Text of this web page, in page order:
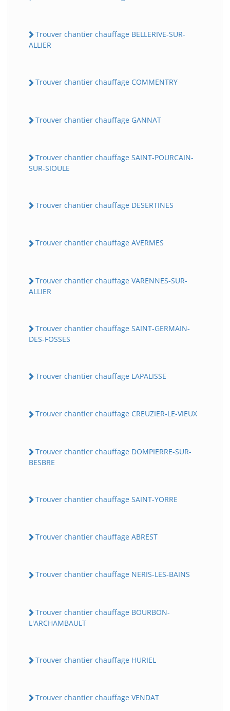
Trouver chantier chauffage BELLERIVE-SUR-
ALLIER
Trouver chantier chauffage COMMENTRY
Trouver chantier chauffage GANNAT
Trouver chantier chauffage SAINT-POURCAIN-
SUR-SIOULE
Trouver chantier chauffage DESERTINES
Trouver chantier chauffage AVERMES
Trouver chantier chauffage VARENNES-SUR-
ALLIER
Trouver chantier chauffage SAINT-GERMAIN-
DES-FOSSES
Trouver chantier chauffage LAPALISSE
Trouver chantier chauffage CREUZIER-LE-VIEUX
Trouver chantier chauffage DOMPIERRE-SUR-
BESBRE
Trouver chantier chauffage SAINT-YORRE
Trouver chantier chauffage ABREST
Trouver chantier chauffage NERIS-LES-BAINS
Trouver chantier chauffage BOURBON-
L'ARCHAMBAULT
Trouver chantier chauffage HURIEL
Trouver chantier chauffage VENDAT